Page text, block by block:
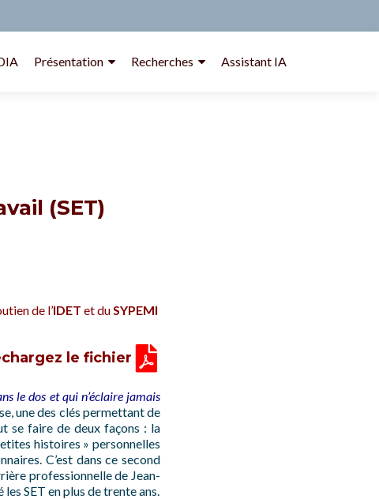
Présentation Recherches Assistant IA
(SET)
de l’IDET et duSYPEMI
le fichier
le dos et qui n’éclaire jamais
une des clés permettant de
se faire de deux façons : la
histoires » personnelles
C’est dans ce second
professionnelle de Jean-
SET en plus de trente ans.